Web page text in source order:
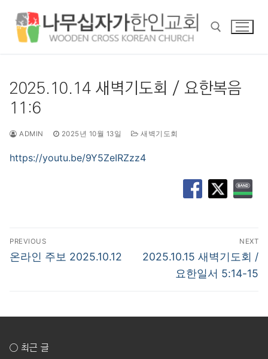
2025.10.14 새벽기도회 / 요한복음
11:6
ADMIN 2025년 10월 13일 새벽기도회
https://youtu.be/9Y5ZeIRZzz4
글
탐
PREVIOUS
Previous
온라인 주보 2025.10.12
NEXT
Next
2025.10.15 새벽기도회 /
요한일서 5:14-15
○ 최근 글